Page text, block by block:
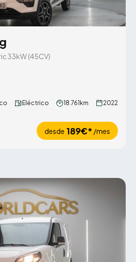
33kW (45CV)
Eléctrico 18.761km 2022
desde 189€* /mes